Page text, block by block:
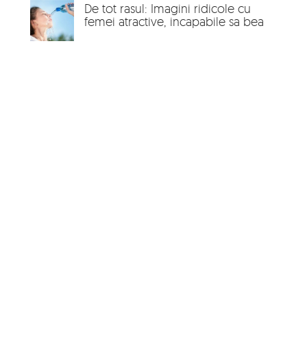
De tot rasul: Imagini ridicole cu
femei atractive, incapabile sa bea